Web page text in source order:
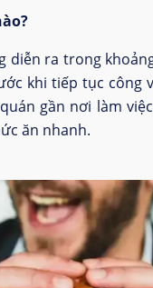
ra trong
khi tiếp tục công
gần nơi làm
ăn nhanh.